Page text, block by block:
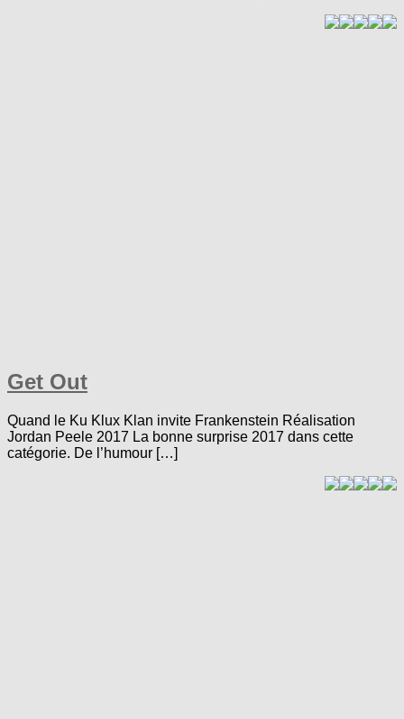
Get Out
Quand le Ku Klux Klan invite Frankenstein Réalisation
Jordan Peele 2017 La bonne surprise 2017 dans cette
catégorie. De l’humour […]